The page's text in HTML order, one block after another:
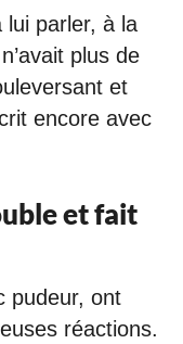
lui parler, à la
plus de
et
encore avec
et fait
pudeur, ont
réactions.